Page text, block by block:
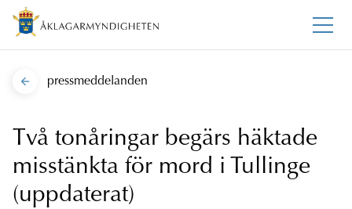
pressmeddelanden
Två tonåringar begärs häktade
misstänkta för mord i Tullinge
(uppdaterat)